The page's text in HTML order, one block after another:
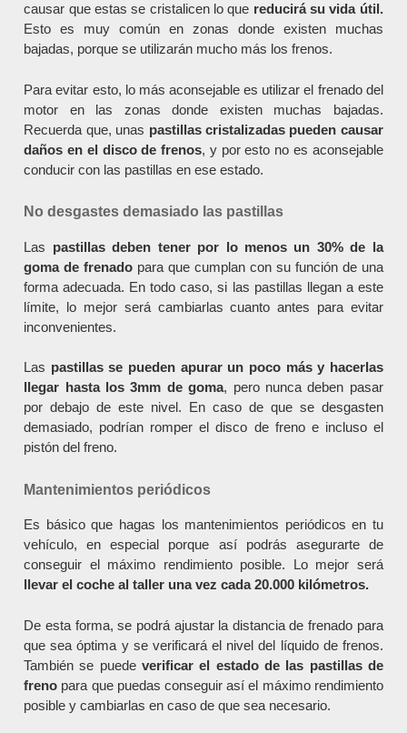
causar que estas se cristalicen lo que reducirá su vida útil.
Esto es muy común en zonas donde existen muchas
bajadas, porque se utilizarán mucho más los frenos.
Para evitar esto, lo más aconsejable es utilizar el frenado del
motor en las zonas donde existen muchas bajadas.
Recuerda que, unas pastillas cristalizadas pueden causar
daños en el disco de frenos, y por esto no es aconsejable
conducir con las pastillas en ese estado.
No desgastes demasiado las pastillas
Las pastillas deben tener por lo menos un 30% de la
goma de frenado para que cumplan con su función de una
forma adecuada. En todo caso, si las pastillas llegan a este
límite, lo mejor será cambiarlas cuanto antes para evitar
inconvenientes.
Las pastillas se pueden apurar un poco más y hacerlas
llegar hasta los 3mm de goma, pero nunca deben pasar
por debajo de este nivel. En caso de que se desgasten
demasiado, podrían romper el disco de freno e incluso el
pistón del freno.
Mantenimientos periódicos
Es básico que hagas los mantenimientos periódicos en tu
vehículo, en especial porque así podrás asegurarte de
conseguir el máximo rendimiento posible. Lo mejor será
llevar el coche al taller una vez cada 20.000 kilómetros.
De esta forma, se podrá ajustar la distancia de frenado para
que sea óptima y se verificará el nivel del líquido de frenos.
También se puedeverificar el estado de las pastillas de
freno para que puedas conseguir así el máximo rendimiento
posible y cambiarlas en caso de que sea necesario.